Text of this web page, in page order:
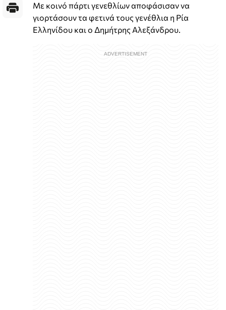
Με κοινό πάρτι γενεθλίων αποφάσισαν να
γιορτάσουν τα φετινά τους γενέθλια η Ρία
Ελληνίδου και ο Δημήτρης Αλεξάνδρου.